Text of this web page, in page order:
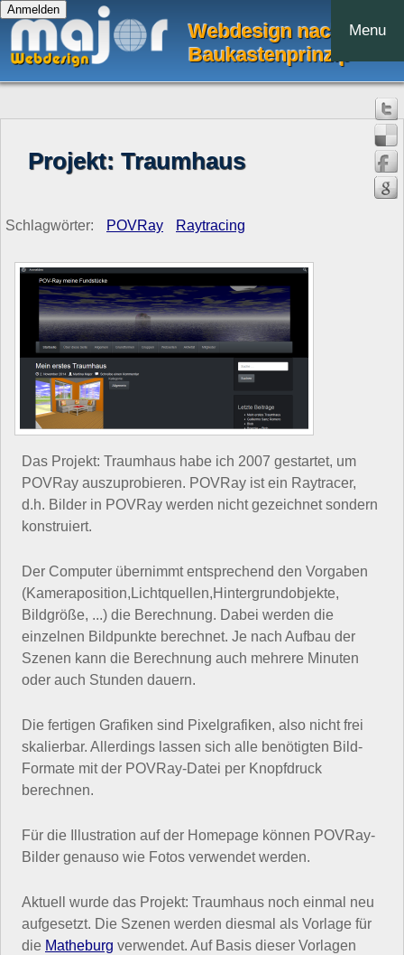
Webdesign nach dem
Baukastenprinzip
Menu
Projekt: Traumhaus
Schlagwörter: POVRay Raytracing
Das Projekt: Traumhaus habe ich 2007 gestartet, um
POVRay auszuprobieren. POVRay ist ein Raytracer,
d.h. Bilder in POVRay werden nicht gezeichnet sondern
konstruiert.
Der Computer übernimmt entsprechend den Vorgaben
(Kameraposition,Lichtquellen,Hintergrundobjekte,
Bildgröße, ...) die Berechnung. Dabei werden die
einzelnen Bildpunkte berechnet. Je nach Aufbau der
Szenen kann die Berechnung auch mehrere Minuten
oder auch Stunden dauern.
Die fertigen Grafiken sind Pixelgrafiken, also nicht frei
skalierbar. Allerdings lassen sich alle benötigten Bild-
Formate mit der POVRay-Datei per Knopfdruck
berechnen.
Für die Illustration auf der Homepage können POVRay-
Bilder genauso wie Fotos verwendet werden.
Aktuell wurde das Projekt: Traumhaus noch einmal neu
aufgesetzt. Die Szenen werden diesmal als Vorlage für
die Matheburg verwendet. Auf Basis dieser Vorlagen